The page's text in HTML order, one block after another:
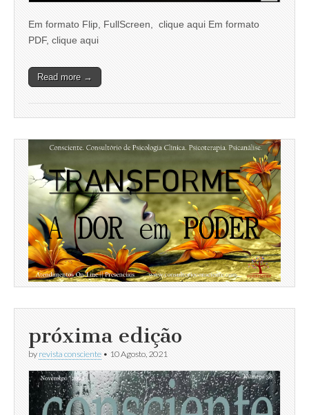
Em formato Flip, FullScreen, clique aqui Em formato
PDF, clique aqui
Read more →
próxima edição
by revista consciente • 10 Agosto, 2021